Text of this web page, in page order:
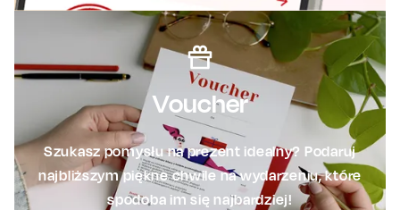
Voucher
Szukasz pomysłu na prezent idealny? Podaruj
najbliższym piękne chwile na wydarzeniu, które
spodoba im się najbardziej!